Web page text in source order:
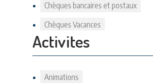
Chèques bancaires et postaux
Chèques Vacances
Activites
Animations